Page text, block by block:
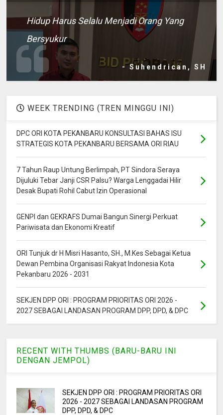
Hidup Harus Selalu Menjadi Orang Yang
Bersyukur
- Suhendrican, SH
WEEK TRENDING (TREN MINGGU INI)
DPC ORI KOTA PEKANBARU KONSULTASI BAHAS ISU
STRATEGIS KOTA PEKANBARU BERSAMA ORI RIAU
7 Tahun Raup Untung Berlimpah, PT Sindora Seraya
Dijuluki Tebar Janji CSR Palsu? Warga Lenggadai Hilir
Desak Bupati Rohil Cabut Izin Operasional
GENPI dan GEKRAFS Dumai Bangun Sinergi Perkuat
Pariwisata dan Ekonomi Kreatif
ORI Tunjuk dr H Misri Hasanto, SH., M.Kes Sebagai Ketua
Dewan Pembina Organisasi Rakyat Indonesia Kota
Pekanbaru 2026 - 2031
SEKJEN DPP ORI : PROGRAM PRIORITAS ORI 2026 -
2027 SEBAGAI LANDASAN PROGRAM DPP, DPD, & DPC
RECENT WITH THUMBS (BARU-BARU INI
DENGAN JEMPOL)
SEKJEN DPP ORI : PROGRAM PRIORITAS ORI
2026 - 2027 SEBAGAI LANDASAN PROGRAM
DPP, DPD, & DPC